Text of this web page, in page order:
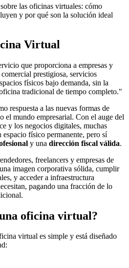
las oficinas virtuales: cómo
y por qué son la solución ideal
Virtual
que proporciona a empresas y
prestigiosa, servicios
físicos bajo demanda, sin la
tradicional de tiempo completo."
respuesta a las nuevas formas de
el mundo empresarial. Con el auge del
y los negocios digitales, muchas
espacio físico permanente, pero sí
y una dirección fiscal válida.
freelancers y empresas de
imagen corporativa sólida, cumplir
y acceder a infraestructura
pagando una fracción de lo
oficina virtual?
virtual es simple y está diseñado